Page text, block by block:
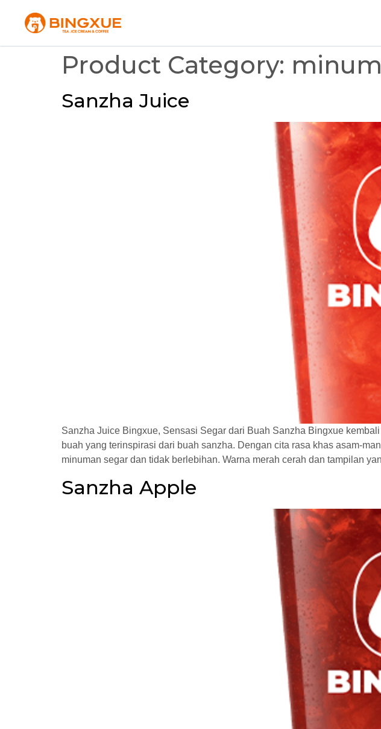
Product Category:
Sanzha Juice
Sanzha Juice Bingxue, Sensasi Segar dari Buah Sanzha Bingxue
buah yang terinspirasi dari buah sanzha. Dengan cita rasa khas asam-
minuman segar dan tidak berlebihan. Warna merah cerah dan tampilan
Sanzha Apple